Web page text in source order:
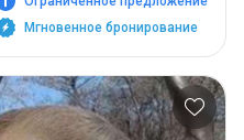
Мгновенное бронирование